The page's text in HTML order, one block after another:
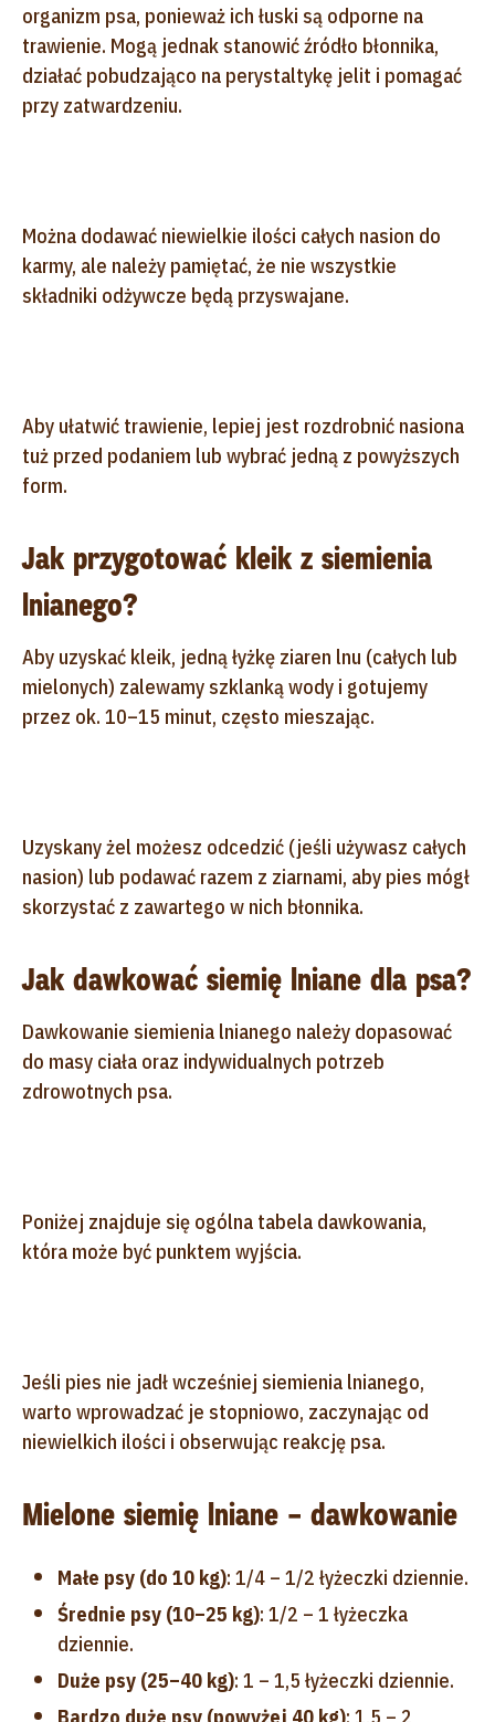
organizm psa, ponieważ ich łuski są odporne na
trawienie. Mogą jednak stanowić źródło błonnika,
działać pobudzająco na perystaltykę jelit i pomagać
przy zatwardzeniu.
Można dodawać niewielkie ilości całych nasion do
karmy, ale należy pamiętać, że nie wszystkie
składniki odżywcze będą przyswajane.
Aby ułatwić trawienie, lepiej jest rozdrobnić nasiona
tuż przed podaniem lub wybrać jedną z powyższych
form.
Jak przygotować kleik z siemienia
lnianego?
Aby uzyskać kleik, jedną łyżkę ziaren lnu (całych lub
mielonych) zalewamy szklanką wody i gotujemy
przez ok. 10–15 minut, często mieszając.
Uzyskany żel możesz odcedzić (jeśli używasz całych
nasion) lub podawać razem z ziarnami, aby pies mógł
skorzystać z zawartego w nich błonnika.
Jak dawkować siemię lniane dla psa?
Dawkowanie siemienia lnianego należy dopasować
do masy ciała oraz indywidualnych potrzeb
zdrowotnych psa.
Poniżej znajduje się ogólna tabela dawkowania,
która może być punktem wyjścia.
Jeśli pies nie jadł wcześniej siemienia lnianego,
warto wprowadzać je stopniowo, zaczynając od
niewielkich ilości i obserwując reakcję psa.
Mielone siemię lniane – dawkowanie
Małe psy (do 10 kg): 1/4 – 1/2 łyżeczki dziennie.
Średnie psy (10–25 kg): 1/2 – 1 łyżeczka
dziennie.
Duże psy (25–40 kg): 1 – 1,5 łyżeczki dziennie.
Bardzo duże psy (powyżej 40 kg): 1,5 – 2